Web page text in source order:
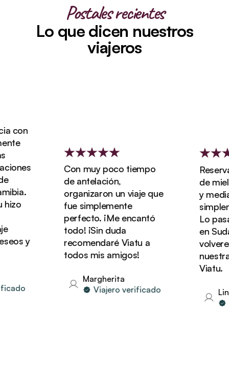
Postales recientes
Lo que dicen nuestros
viajeros
con
y
Con muy poco tiempo
de antelación,
organizaron un viaje que
fue simplemente
perfecto. ¡Me encantó
todo! ¡Sin duda
recomendaré Viatu a
todos mis amigos!
Margherita
Viajero verificado
de miel
y media
Lo
en
Viatu.